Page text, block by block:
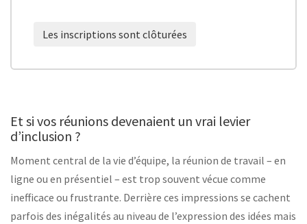
Les inscriptions sont clôturées
Et si vos réunions devenaient un vrai levier
d’inclusion ?
Moment central de la vie d’équipe, la réunion de travail – en
ligne ou en présentiel – est trop souvent vécue comme
inefficace ou frustrante. Derrière ces impressions se cachent
parfois des inégalités au niveau de l’expression des idées mais